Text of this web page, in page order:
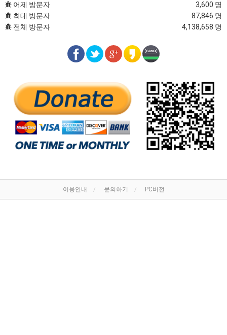
어제 방문자
3,600 명
최대 방문자
87,846 명
전체 방문자
4,138,658 명
이용안내 문의하기 PC버전